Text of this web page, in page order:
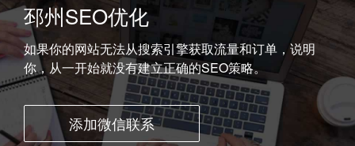
邳州SEO优化
如果你的网站无法从搜索引擎获取流量和订单，说明
你，从一开始就没有建立正确的SEO策略。
添加微信联系